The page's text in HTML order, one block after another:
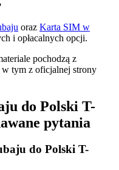
oraz Karta SIM w
i opłacalnych opcji.
pochodzą z
tym z oficjalnej strony
do Polski T-
pytania
do Polski T-